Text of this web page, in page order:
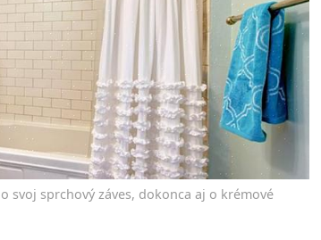
svoj sprchový záves, dokonca aj o krémové